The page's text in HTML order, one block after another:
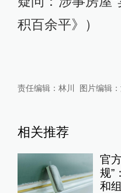
积百余平》）
责任编辑： 林川 图片编辑：
相关推荐
官
规”
和